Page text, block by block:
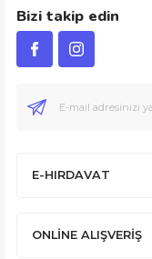
Bizi takip edin
E-HIRDAVAT
ONLİNE ALIŞVERİŞ